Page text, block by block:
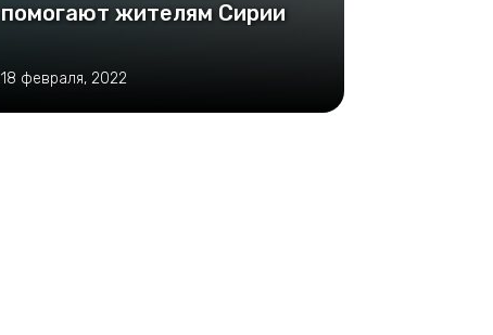
помогают жителям Сирии
18 февраля, 2022